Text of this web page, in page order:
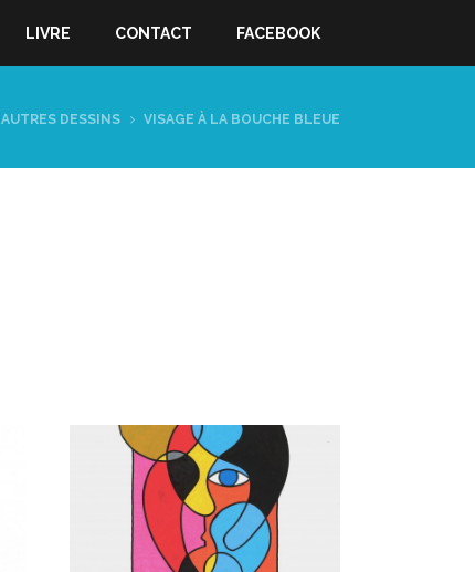
LIVRE CONTACT FACEBOOK
AUTRES DESSINS VISAGE À LA BOUCHE BLEUE